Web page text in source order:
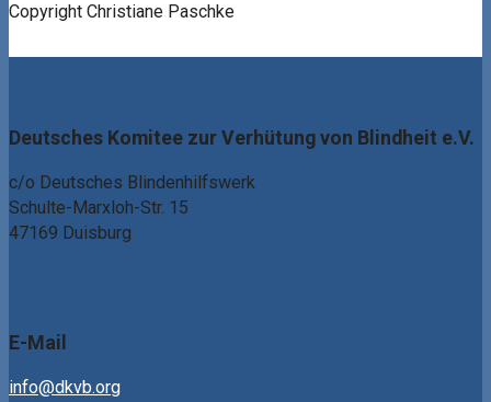
Copyright Christiane Paschke
Deutsches Komitee zur Verhütung von Blindheit e.V.
c/o Deutsches Blindenhilfswerk
Schulte-Marxloh-Str. 15
47169 Duisburg
E-Mail
info@dkvb.org